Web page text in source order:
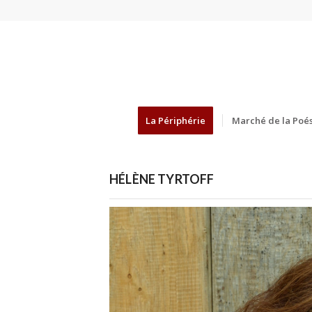
La Périphérie Marché de la
HÉLÈNE TYRTOFF